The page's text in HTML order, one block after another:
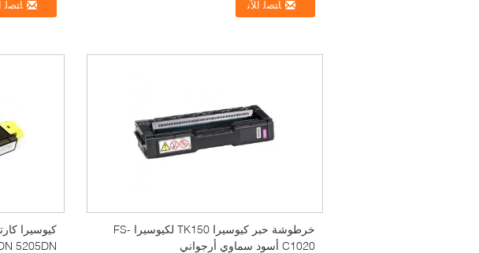
خرطوشة حبر كيوسيرا TK150 لكيوسيرا FS-
C1020 أسود سماوي أرجواني